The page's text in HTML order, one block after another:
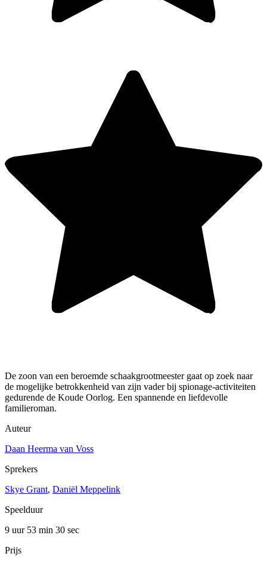
De zoon van een beroemde schaakgrootmeester gaat op zoek naar
de mogelijke betrokkenheid van zijn vader bij spionage-activiteiten
gedurende de Koude Oorlog. Een spannende en liefdevolle
familieroman.
Auteur
Daan Heerma van Voss
Sprekers
Skye Grant, Daniël Meppelink
Speelduur
9 uur 53 min 30 sec
Prijs